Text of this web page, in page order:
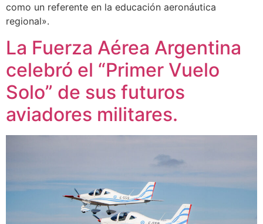
como un referente en la educación aeronáutica
regional».
La Fuerza Aérea Argentina
celebró el “Primer Vuelo
Solo” de sus futuros
aviadores militares.